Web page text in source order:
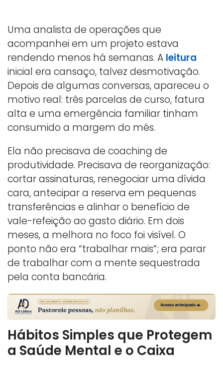
Uma analista de operações que
acompanhei em um projeto estava
rendendo menos há semanas. A leitura
inicial era cansaço, talvez desmotivação.
Depois de algumas conversas, apareceu o
motivo real: três parcelas de curso, fatura
alta e uma emergência familiar tinham
consumido a margem do mês.
Ela não precisava de coaching de
produtividade. Precisava de reorganização:
cortar assinaturas, renegociar uma dívida
cara, antecipar a reserva em pequenas
transferências e alinhar o benefício de
vale-refeição ao gasto diário. Em dois
meses, a melhora no foco foi visível. O
ponto não era “trabalhar mais”; era parar
de trabalhar com a mente sequestrada
pela conta bancária.
Hábitos Simples que Protegem
a Saúde Mental e o Caixa